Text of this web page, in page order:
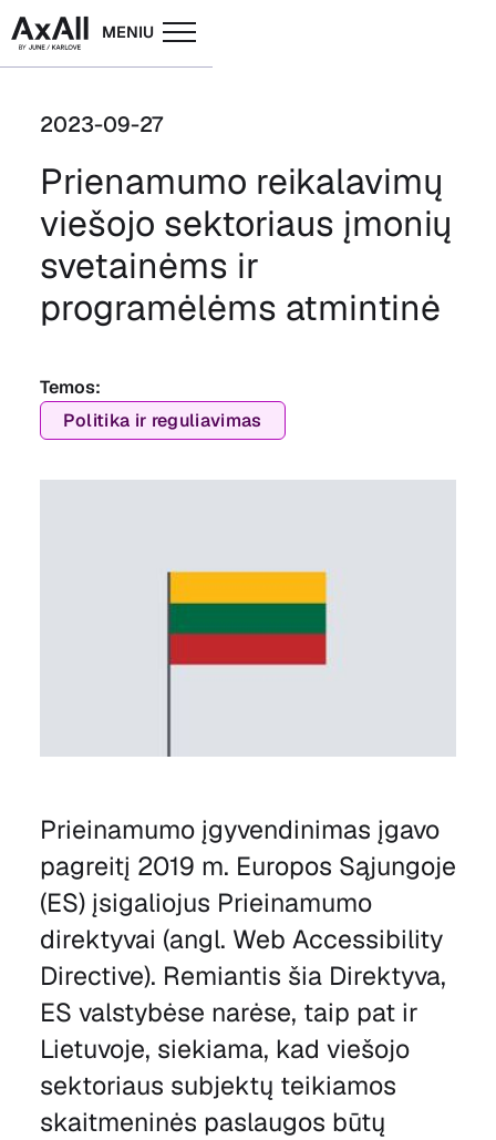
MENIU
2023-09-27
Prienamumo reikalavimų
viešojo sektoriaus įmonių
svetainėms ir
programėlėms atmintinė
Temos:
Politika ir reguliavimas
Prieinamumo įgyvendinimas įgavo
pagreitį 2019 m. Europos Sąjungoje
(ES) įsigaliojus Prieinamumo
direktyvai (angl. Web Accessibility
Directive). Remiantis šia Direktyva,
ES valstybėse narėse, taip pat ir
Lietuvoje, siekiama, kad viešojo
sektoriaus subjektų teikiamos
skaitmeninės paslaugos būtų